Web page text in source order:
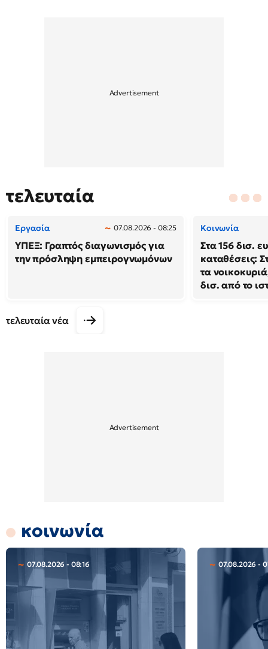
τελευταία
Εργασία 07.08.2026 - 08:25
ΥΠΕΞ: Γραπτός διαγωνισμός για
την πρόσληψη εμπειρογνωμόνων
Κοινωνία
Στα 156 δισ.
καταθέσεις:
τα
δισ. από το
τελευταία νέα
κοινωνία
07.08.2026 - 08:16 07.08.2026 -